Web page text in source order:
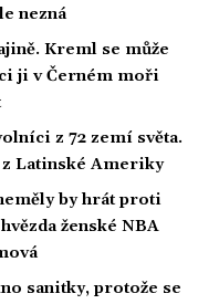
nezná
Kreml se může
ji v Černém moři
z 72 zemí světa.
Latinské Ameriky
by hrát proti
ženské NBA
sanitky, protože se